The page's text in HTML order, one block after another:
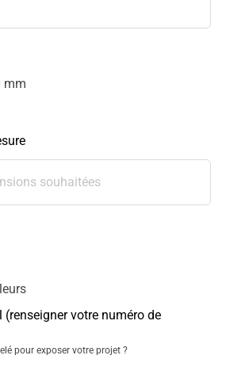
mm
(renseigner votre numéro de
pour exposer votre projet ?